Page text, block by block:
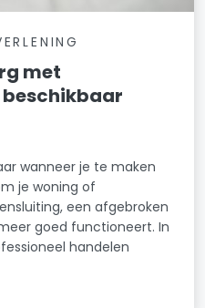
met
wanneer je te maken
je woning of
een afgebroken
goed functioneert. In
handelen